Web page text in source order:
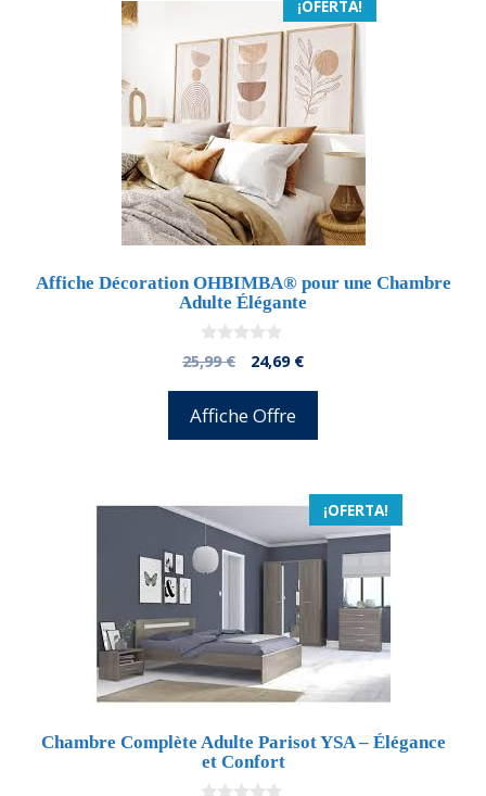
¡OFERTA!
Affiche Décoration OHBIMBA® pour une Chambre
Adulte Élégante
0
d
25,99€
El
original
era:
24,69 €El
Affiche Offre
¡OFERTA!
Chambre Complète Adulte Parisot YSA – Élégance
et Confort